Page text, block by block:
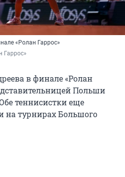
«Ролан Гаррос»
Гаррос»
в финале «Ролан
Польши
теннисистки еще
на турнирах Большого